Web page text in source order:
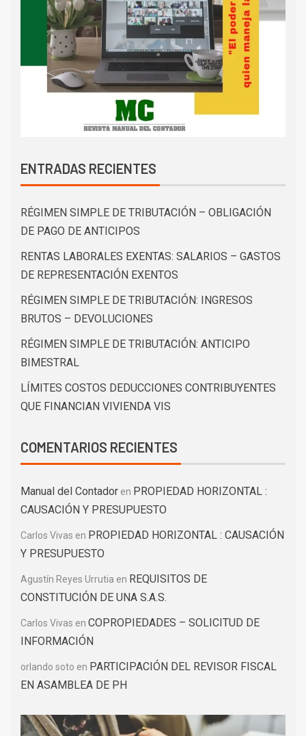
ENTRADAS RECIENTES
RÉGIMEN SIMPLE DE TRIBUTACIÓN – OBLIGACIÓN
DE PAGO DE ANTICIPOS
RENTAS LABORALES EXENTAS: SALARIOS – GASTOS
DE REPRESENTACIÓN EXENTOS
RÉGIMEN SIMPLE DE TRIBUTACIÓN: INGRESOS
BRUTOS – DEVOLUCIONES
RÉGIMEN SIMPLE DE TRIBUTACIÓN: ANTICIPO
BIMESTRAL
LÍMITES COSTOS DEDUCCIONES CONTRIBUYENTES
QUE FINANCIAN VIVIENDA VIS
COMENTARIOS RECIENTES
Manual del Contador en PROPIEDAD HORIZONTAL :
CAUSACIÓN Y PRESUPUESTO
Carlos Vivas en PROPIEDAD HORIZONTAL : CAUSACIÓN
Y PRESUPUESTO
Agustín Reyes Urrutia en REQUISITOS DE
CONSTITUCIÓN DE UNA S.A.S.
Carlos Vivas en COPROPIEDADES – SOLICITUD DE
INFORMACIÓN
orlando soto en PARTICIPACIÓN DEL REVISOR FISCAL
EN ASAMBLEA DE PH